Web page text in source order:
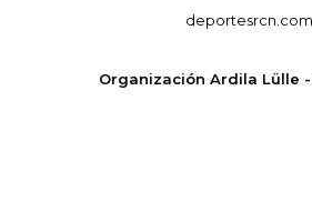
deportesrcn.com
Organización Ardila Lülle